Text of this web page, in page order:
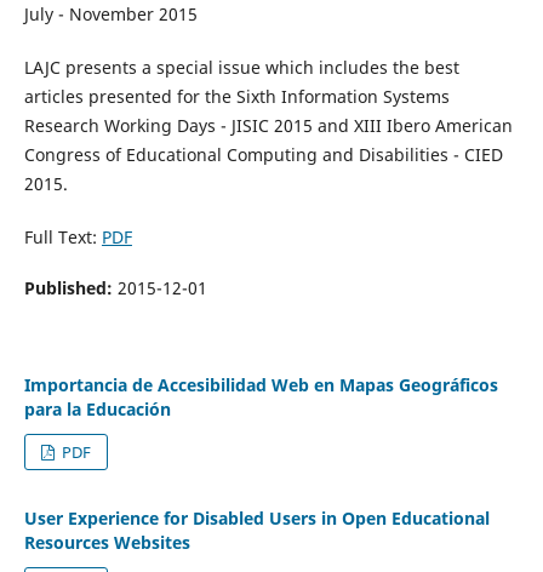
July - November 2015
LAJC presents a special issue which includes the best
articles presented for the Sixth Information Systems
Research Working Days - JISIC 2015 and XIII Ibero American
Congress of Educational Computing and Disabilities - CIED
2015.
Full Text: PDF
Published: 2015-12-01
Importancia de Accesibilidad Web en Mapas Geográficos
para la Educación
PDF
User Experience for Disabled Users in Open Educational
Resources Websites